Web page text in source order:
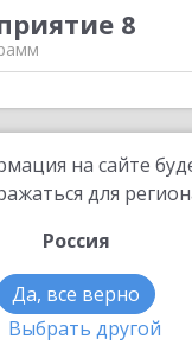
8
на сайте
для
Россия
Да, все верно
Выбрать другой
с